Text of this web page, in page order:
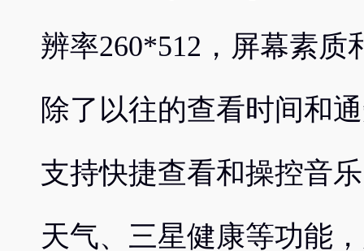
辨率260*512，屏幕素
除了以往的查看时间和
支持快捷查看和操控音
天气、三星健康等功能